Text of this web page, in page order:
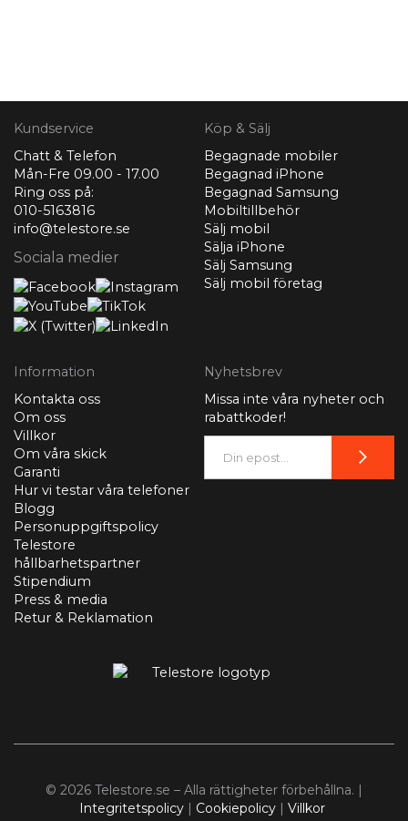
Kundservice
Chatt & Telefon
Mån-Fre 09.00 - 17.00
Ring oss på:
010-5163816
info@telestore.se
Sociala medier
Köp & Sälj
Begagnade mobiler
Begagnad iPhone
Begagnad Samsung
Mobiltillbehör
Sälj mobil
Sälja iPhone
Sälj Samsung
Sälj mobil företag
Information
Kontakta oss
Om oss
Villkor
Om våra skick
Garanti
Hur vi testar våra telefoner
Blogg
Personuppgiftspolicy
Telestore
hållbarhetspartner
Stipendium
Press & media
Retur & Reklamation
Nyhetsbrev
Missa inte våra nyheter och
rabattkoder!
© 2026 Telestore.se – Alla rättigheter förbehållna. |
Integritetspolicy | Cookiepolicy | Villkor